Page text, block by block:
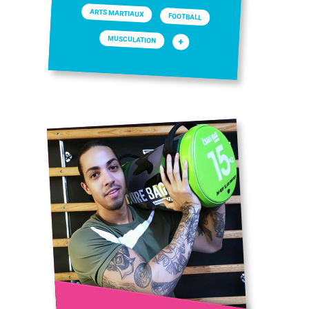
ARTS MARTIAUX FOOTBALL
MUSCULATION +